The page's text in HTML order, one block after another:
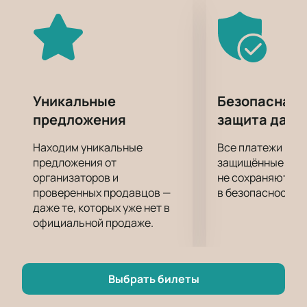
перспективным и сильным игроком.
Можно сколько угодно строить догадки и
предположения или изучать прогнозы на
предстоящую игру, а можно просто прийти на нее и
присутствием на трибунах стадиона.
Побывать на игре можно купив билеты на матч
Спартак - Краснодар онлайн. Только посещение
стадиона дарит живые эмоции от игры, не
сравнимые ни с одной трансляцией!
Уникальные
предложения
Находим уникальные
предложения от
организаторов и
проверенных продавцов —
даже те, которых уже нет в
официальной продаже.
Безопасная
защита
Все платежи
защищённые
не сохраняются
в безопасности.
Выбрать билеты